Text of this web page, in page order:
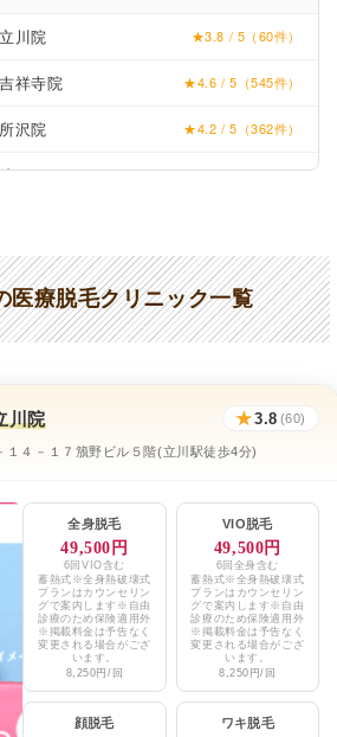
川院 ★3.8 / 5（60件）
祥寺院 ★4.6 / 5（545件）
沢院 ★4.2 / 5（362件）
★4.5 / 5（126件）
★3.5 (39件)
★2.2 (33件)
★2.2 (33件)
★2.5 (21件)
★3.5 (39件)
★4.8 (9件)
ンズ立川院 ★3.8 / 5（60件）
ム吉祥寺院 ★4.6 / 5（544件）
沢院 ★4.2 / 5（362件）
★4.3 / 5（108件）
医療脱毛クリニック一覧
川院 ★3.8 (60)
１４－１７籏野ビル５階(立川駅徒歩4分)
全身脱毛
49,500円
6回VIO含む
蓄熱式※全身熱破壊式
プランはカウンセリン
グで案内します※自由
診療のため保険適用外
※掲載料金は予告なく
変更される場合がござ
います。
8,250円/回
VIO脱毛
49,500円
6回全身含む
蓄熱式※全身熱破壊式
プランはカウンセリン
グで案内します※自由
診療のため保険適用外
※掲載料金は予告なく
変更される場合がござ
います。
8,250円/回
顔脱毛 ワキ脱毛